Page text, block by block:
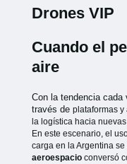
Drones VIP
Cuando el
aire
Con la tendencia
través de plataformas
la logística hacia
En este escenario, el
carga en la Argentina
aeroespacioconversó